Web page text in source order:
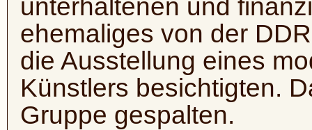
unterhaltenen und
ehemaliges von der
die Ausstellung eines
Künstlers besichtigten.
Gruppe gespalten.